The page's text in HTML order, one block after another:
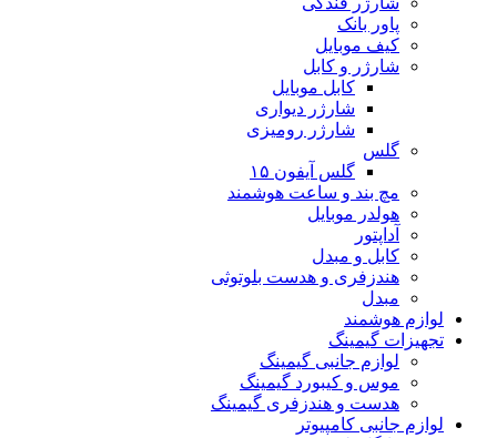
پاور بانک
کیف موبایل
شارژر و کابل
کابل موبایل
شارژر دیواری
شارژر رومیزی
گلس
گلس آیفون ۱۵
مچ بند و ساعت هوشمند
هولدر موبایل
آداپتور
کابل و مبدل
هندزفری و هدست بلوتوثی
مبدل
لوازم هوشمند
تجهیزات گیمینگ
لوازم جانبی گیمینگ
موس و کیبورد گیمینگ
هدست و هندزفری گیمینگ
لوازم جانبی کامپیوتر